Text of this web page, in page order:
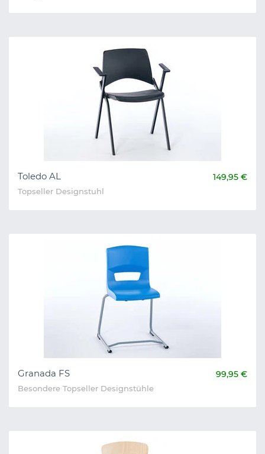
Toledo AL 149,95 €
Topseller Designstuhl
Granada FS 99,95 €
Besondere Topseller Designstühle